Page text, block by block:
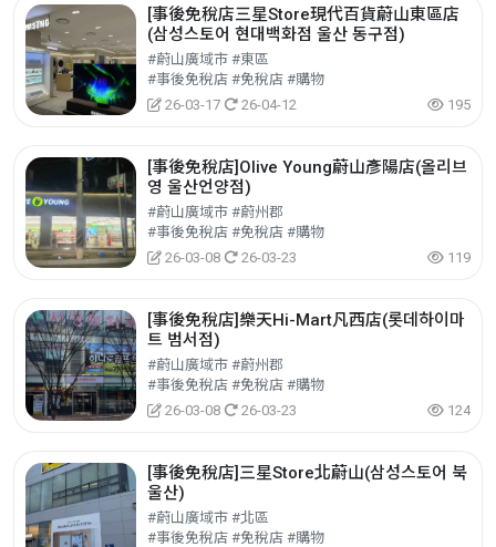
[事後免稅店三星Store現代百貨蔚山東區店
(삼성스토어 현대백화점 울산 동구점)
#蔚山廣域市 #東區
#事後免稅店 #免稅店 #購物
26-03-17
26-04-12 195
[事後免稅店]Olive Young蔚山彥陽店(올리브
영 울산언양점)
#蔚山廣域市 #蔚州郡
#事後免稅店 #免稅店 #購物
26-03-08
26-03-23 119
[事後免稅店]樂天Hi-Mart凡西店(롯데하이마
트 범서점)
#蔚山廣域市 #蔚州郡
#事後免稅店 #免稅店 #購物
26-03-08
26-03-23 124
[事後免稅店]三星Store北蔚山(삼성스토어 북
울산)
#蔚山廣域市 #北區
#事後免稅店 #免稅店 #購物